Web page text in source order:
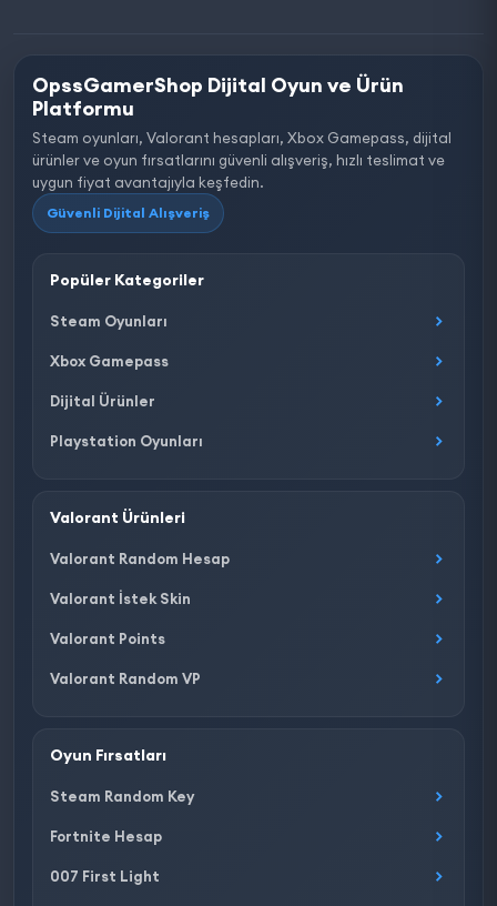
OpssGamerShop Dijital Oyun ve Ürün
Platformu
Steam oyunları, Valorant hesapları, Xbox Gamepass, dijital
ürünler ve oyun fırsatlarını güvenli alışveriş, hızlı teslimat ve
uygun fiyat avantajıyla keşfedin.
Güvenli Dijital Alışveriş
Popüler Kategoriler
Steam Oyunları
Xbox Gamepass
Dijital Ürünler
Playstation Oyunları
Valorant Ürünleri
Valorant Random Hesap
Valorant İstek Skin
Valorant Points
Valorant Random VP
Oyun Fırsatları
Steam Random Key
Fortnite Hesap
007 First Light